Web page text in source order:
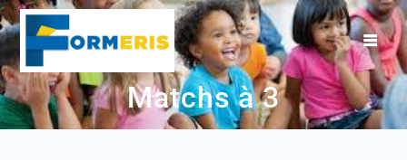
Matchs à 3